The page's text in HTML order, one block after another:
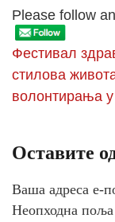
Please follow
Фестивал
стилова
волонтирања
Оставите
Ваша адреса е-
Неопходна поља